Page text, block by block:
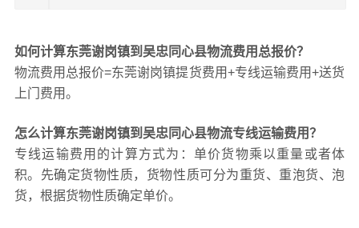
如何计算东莞谢岗镇到吴忠同心县物流费用总报价？
物流费用总报价=东莞谢岗镇提货费用+专线运输费用+送货
上门费用。
怎么计算东莞谢岗镇到吴忠同心县物流专线运输费用？
专线运输费用的计算方式为：单价货物乘以重量或者体
积。先确定货物性质，货物性质可分为重货、重泡货、泡
货，根据货物性质确定单价。